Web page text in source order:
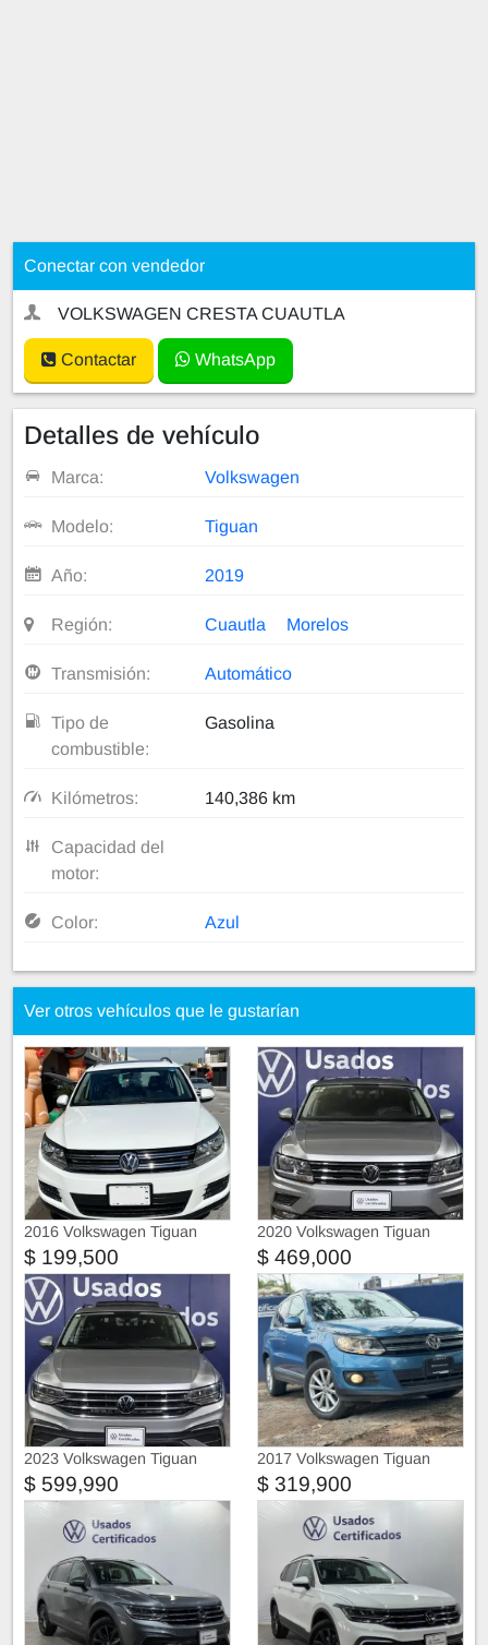
Conectar con vendedor
VOLKSWAGEN CRESTA CUAUTLA
Contactar WhatsApp
Detalles de vehículo
Marca: Volkswagen
Modelo: Tiguan
Año: 2019
Región: Cuautla Morelos
Transmisión: Automático
Tipo de
combustible:
Gasolina
Kilómetros: 140,386 km
Capacidad del
motor:
Color: Azul
Ver otros vehículos que le gustarían
2016 Volkswagen Tiguan
Sport & Style 1.4 TSI
$ 199,500
2020 Volkswagen Tiguan
$ 469,000
2023 Volkswagen Tiguan
$ 599,990
2017 Volkswagen Tiguan
$ 319,900